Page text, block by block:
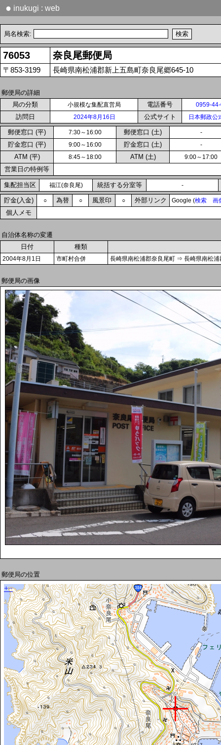
● inukugi : web
局名検索:
76053 奈良尾郵便局
〒853-3199 長崎県南松浦郡新上五島町奈良尾郷645-10
郵便局の詳細
局の分類
小規模な集配直営局 電話番号 0959-
訪問日 2024年8月16日 公式サイト 日本郵政公
郵便窓口 (平) 7:30～16:00 郵便窓口 (土) -
貯金窓口 (平) 9:00～16:00 貯金窓口 (土) -
ATM (平) 8:45～18:00 ATM (土) 9:00～17:00
営業日の特例等
集配担当区 福江(奈良尾) 統括する分室等 -
貯金(入金) ○ 為替 ○ 風景印 ○ 外部リンク Google (検索 画
個人メモ
自治体名称の変遷
日付
種類
2004年8月1日 市町村合併 長崎県南松浦郡奈良尾町 ⇒ 長崎県南松浦
郵便局の画像
郵便局の位置